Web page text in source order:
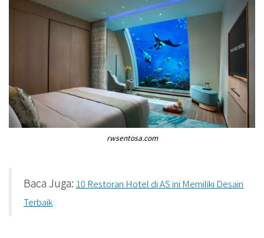
rwsentosa.com
Baca Juga: 10 Restoran Hotel di AS ini Memiliki Desain
Terbaik